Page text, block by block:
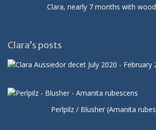
Clara, nearly 7 months with
Clara’s posts
Perlpilz / Blusher (Amanita